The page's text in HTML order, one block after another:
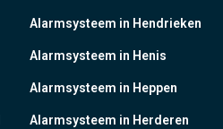
Alarmsysteem in Hendrieken
Alarmsysteem in Henis
Alarmsysteem in Heppen
Alarmsysteem in Herderen